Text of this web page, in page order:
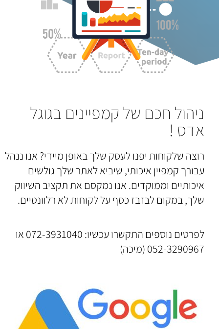
ניהול חכם של קמפיינים בגוגל
אדס !
רוצה שלקוחות יפנו לעסק שלך באופן מיידי? אנו ננהל
עבורך קמפיין איכותי, שיביא לאתר שלך גולשים
איכותיים וממוקדים. אנו נמקסם את תקציב השיווק
שלך, במקום לבזבז כסף על לקוחות לא רלוונטיים.
לפרטים נוספים התקשרו עכשיו: 072-3931040 או
052-3290967 (מיכה)